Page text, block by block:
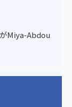
Miya-Abdou